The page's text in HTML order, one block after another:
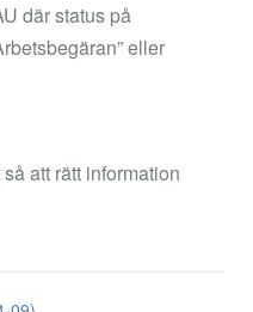
där status på
eller
att rätt information